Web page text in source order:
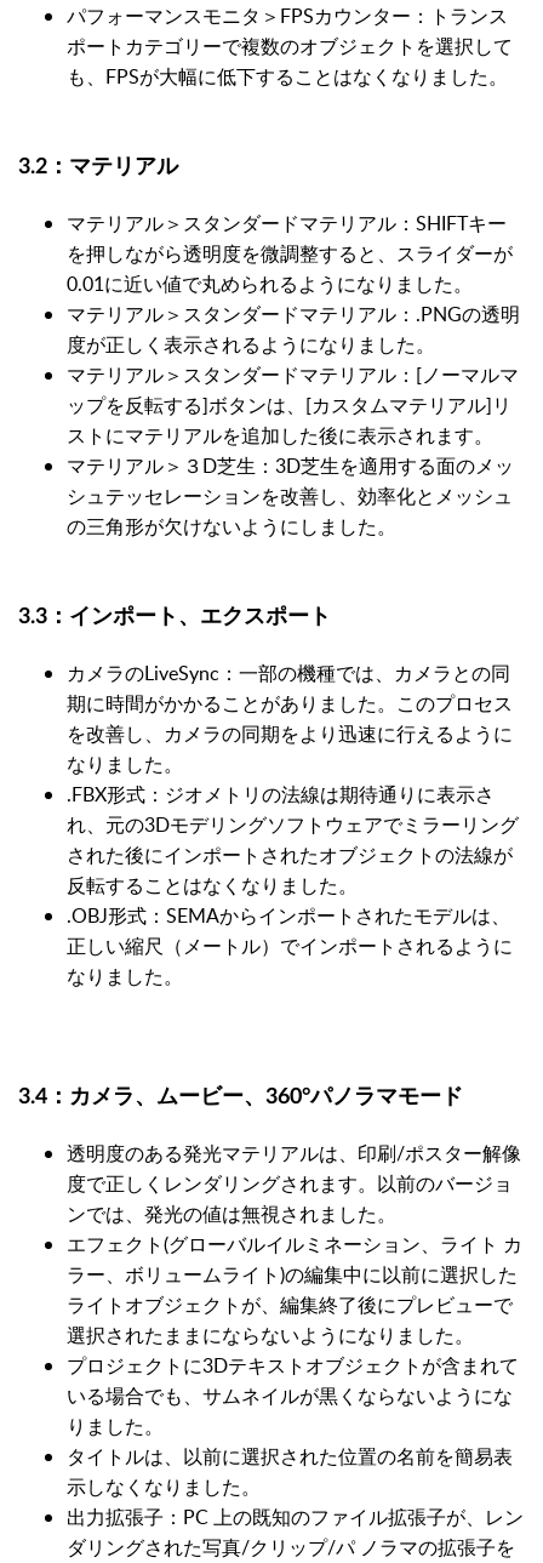
パフォーマンスモニタ＞FPSカウンター：トランス
ポートカテゴリーで複数のオブジェクトを選択して
も、FPSが大幅に低下することはなくなりました。
3.2：マテリアル
マテリアル＞スタンダードマテリアル：SHIFTキー
を押しながら透明度を微調整すると、スライダーが
0.01に近い値で丸められるようになりました。
マテリアル＞スタンダードマテリアル：.PNGの透明
度が正しく表示されるようになりました。
マテリアル＞スタンダードマテリアル：[ノーマルマ
ップを反転する]ボタンは、[カスタムマテリアル]リ
ストにマテリアルを追加した後に表示されます。
マテリアル＞３D芝生：3D芝生を適用する面のメッ
シュテッセレーションを改善し、効率化とメッシュ
の三角形が欠けないようにしました。
3.3：インポート、エクスポート
カメラのLiveSync：一部の機種では、カメラとの同
期に時間がかかることがありました。このプロセス
を改善し、カメラの同期をより迅速に行えるように
なりました。
.FBX形式：ジオメトリの法線は期待通りに表示さ
れ、元の3Dモデリングソフトウェアでミラーリング
された後にインポートされたオブジェクトの法線が
反転することはなくなりました。
.OBJ形式：SEMAからインポートされたモデルは、
正しい縮尺（メートル）でインポートされるように
なりました。
3.4：カメラ、ムービー、360°パノラマモード
透明度のある発光マテリアルは、印刷/ポスター解像
度で正しくレンダリングされます。以前のバージョ
ンでは、発光の値は無視されました。
エフェクト(グローバルイルミネーション、ライト カ
ラー、ボリュームライト)の編集中に以前に選択した
ライトオブジェクトが、編集終了後にプレビューで
選択されたままにならないようになりました。
プロジェクトに3Dテキストオブジェクトが含まれて
いる場合でも、サムネイルが黒くならないようにな
りました。
タイトルは、以前に選択された位置の名前を簡易表
示しなくなりました。
出力拡張子：PC 上の既知のファイル拡張子が、レン
ダリングされた写真/クリップ/パ ノラマの拡張子を